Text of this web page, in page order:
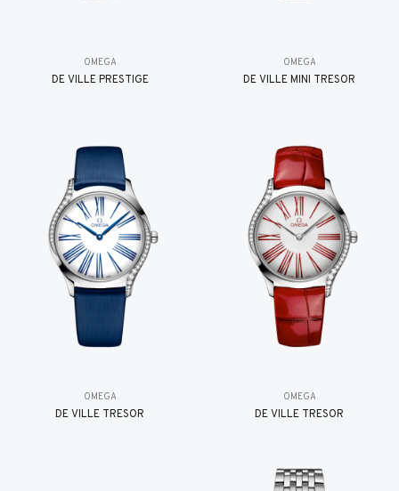
OMEGA
DE VILLE PRESTIGE
OMEGA
DE VILLE MINI TRÉSOR
OMEGA
DE VILLE TRESOR
OMEGA
DE VILLE TRESOR